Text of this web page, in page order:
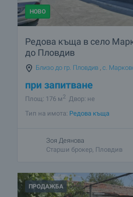
НОВО
Редова къща в село
до Пловдив
Близо до гр. Пловдив , с.
при запитване
Площ: 176 м2 Двор: не
Тип на имота: Редова къща
Зоя Деянова
Старши брокер, Пловдив
ПРОДАЖБА